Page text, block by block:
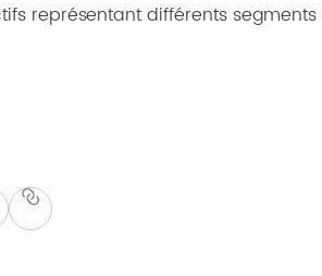
représentant différents segments